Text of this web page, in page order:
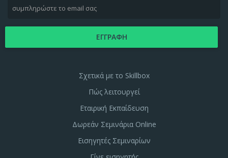
Σχετικά με το Skillbox
Πώς λειτουργεί
Εταιρική Εκπαίδευση
Δωρεάν Σεμινάρια Online
Εισηγητές Σεμιναρίων